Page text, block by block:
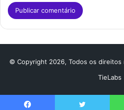
© Copyright 2026, Todos os
TieLabs